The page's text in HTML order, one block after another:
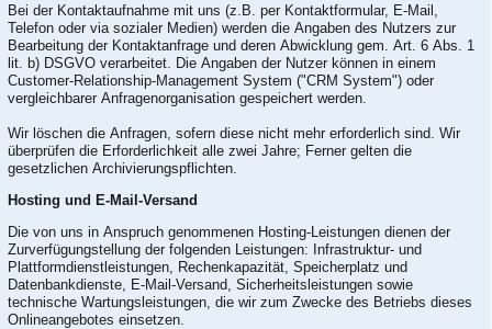
Bei der Kontaktaufnahme mit uns (z.B. per Kontaktformular, E-Mail,
Telefon oder via sozialer Medien) werden die Angaben des Nutzers zur
Bearbeitung der Kontaktanfrage und deren Abwicklung gem. Art. 6 Abs. 1
lit. b) DSGVO verarbeitet. Die Angaben der Nutzer können in einem
Customer-Relationship-Management System ("CRM System") oder
vergleichbarer Anfragenorganisation gespeichert werden.
Wir löschen die Anfragen, sofern diese nicht mehr erforderlich sind. Wir
überprüfen die Erforderlichkeit alle zwei Jahre; Ferner gelten die
gesetzlichen Archivierungspflichten.
Hosting und E-Mail-Versand
Die von uns in Anspruch genommenen Hosting-Leistungen dienen der
Zurverfügungstellung der folgenden Leistungen: Infrastruktur- und
Plattformdienstleistungen, Rechenkapazität, Speicherplatz und
Datenbankdienste, E-Mail-Versand, Sicherheitsleistungen sowie
technische Wartungsleistungen, die wir zum Zwecke des Betriebs dieses
Onlineangebotes einsetzen.